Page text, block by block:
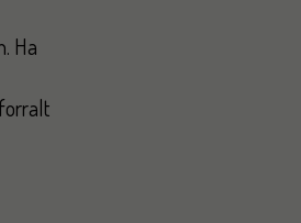
Ha